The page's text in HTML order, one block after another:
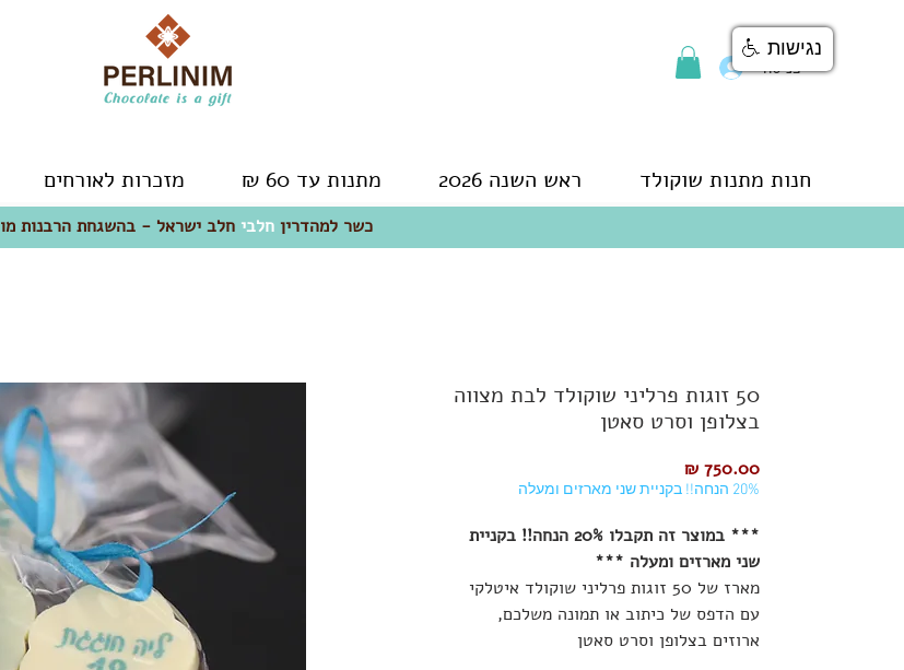
כניסה
חנות מתנות שוקולד ראש השנה 2026 מתנות עד 60 ₪ מזכרות לאורחים
כשר למהדריןחלבי - חלב ישראל כשר למהדרין חלבי חלב ישראל - בהשגחת הרבנות
50 זוגות פרליני שוקולד לבת מצווה
בצלופן וסרט סאטן
מחיר
20% הנחה!! בקניית שני מארזים ומעלה
*** במוצר זה תקבלו 20% הנחה!! בקניית
שני מארזים ומעלה ***
מארז של 50 זוגות פרליני שוקולד איטלקי
עם הדפס של כיתוב או תמונה משלכם,
ארוזים בצלופן וסרט סאטן
נגישות